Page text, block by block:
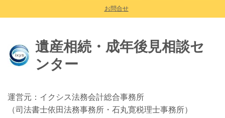
お問合せ
遺産相続・成年後見相談セ
ンター
運営元：イクシス法務会計総合事務所
（司法書士依田法務事務所・石丸寛税理士事務所）